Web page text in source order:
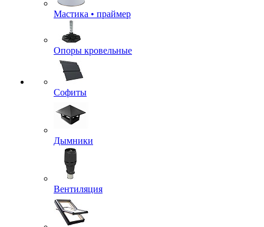
Мастика • праймер
Опоры кровельные
Софиты
Дымники
Вентиляция